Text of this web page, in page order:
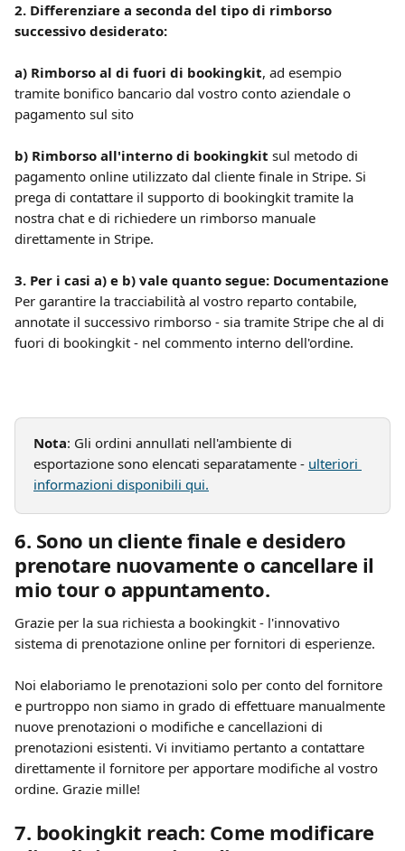
2. Differenziare a seconda del tipo di rimborso
successivo desiderato:
a) Rimborso al di fuori di bookingkit, ad esempio
tramite bonifico bancario dal vostro conto aziendale o
pagamento sul sito
b) Rimborso all'interno di bookingkit sul metodo di
pagamento online utilizzato dal cliente finale in Stripe. Si
prega di contattare il supporto di bookingkit tramite la
nostra chat e di richiedere un rimborso manuale
direttamente in Stripe.
3. Per i casi a) e b) vale quanto segue: Documentazione
Per garantire la tracciabilità al vostro reparto contabile,
annotate il successivo rimborso - sia tramite Stripe che al di
fuori di bookingkit - nel commento interno dell'ordine.
Nota: Gli ordini annullati nell'ambiente di
esportazione sono elencati separatamente - ulteriori
informazioni disponibili qui.
6. Sono un cliente finale e desidero
prenotare nuovamente o cancellare il
mio tour o appuntamento.
Grazie per la sua richiesta a bookingkit - l'innovativo
sistema di prenotazione online per fornitori di esperienze.
Noi elaboriamo le prenotazioni solo per conto del fornitore
e purtroppo non siamo in grado di effettuare manualmente
nuove prenotazioni o modifiche e cancellazioni di
prenotazioni esistenti. Vi invitiamo pertanto a contattare
direttamente il fornitore per apportare modifiche al vostro
ordine. Grazie mille!
7. bookingkit reach: Come modificare